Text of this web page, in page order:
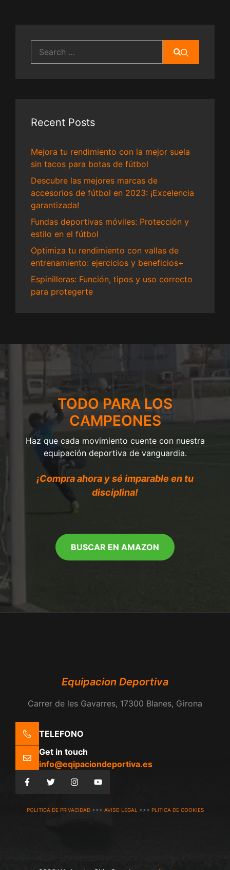
for:
Recent Posts
Mejora tu rendimiento con la mejor suela
sin tacos para botas de fútbol
Descubre las mejores marcas de
accesorios de fútbol en 2023: ¡Excelencia
garantizada!
Fundas deportivas móviles: Protección y
estilo en el fútbol
Optimiza tu rendimiento con vallas de
entrenamiento: ejercicios y beneficios+
Espinilleras: Función, tipos y uso correcto
para protegerte
TODO PARA LOS
CAMPEONES
Haz que cada movimiento cuente con nuestra
equipación deportiva de vanguardia.
¡Compra ahora y sé imparable en tu
disciplina!
BUSCAR EN AMAZON
Equipacion Deportiva
Carrer de les Gavarres, 17300 Blanes, Girona
TELEFONO
Get in touch
info@eqipaciondeportiva.es
POLITICA DE PRIVACIDAD>>> AVISO LEGAL >>> PLITICA DE COOKIES